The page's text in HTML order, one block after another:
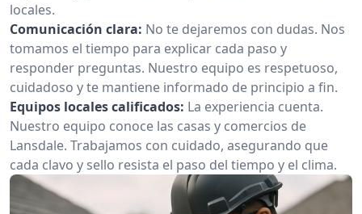
locales.
Comunicación clara: No te dejaremos con dudas. Nos
tomamos el tiempo para explicar cada paso y
responder preguntas. Nuestro equipo es respetuoso,
cuidadoso y te mantiene informado de principio a fin.
Equipos locales calificados: La experiencia cuenta.
Nuestro equipo conoce las casas y comercios de
Lansdale. Trabajamos con cuidado, asegurando que
cada clavo y sello resista el paso del tiempo y el clima.